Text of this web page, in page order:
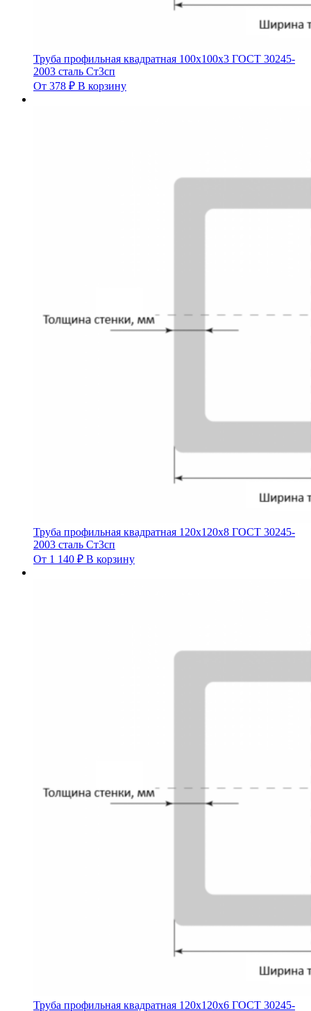
Труба профильная квадратная 100х100х3 ГОСТ 30245-
2003 сталь Ст3сп
От 378 ₽ В корзину
Труба профильная квадратная 120х120х8 ГОСТ 30245-
2003 сталь Ст3сп
От 1 140 ₽ В корзину
Труба профильная квадратная 120х120х6 ГОСТ 30245-